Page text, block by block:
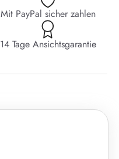
Mit PayPal sicher zahlen
14 Tage Ansichtsgarantie